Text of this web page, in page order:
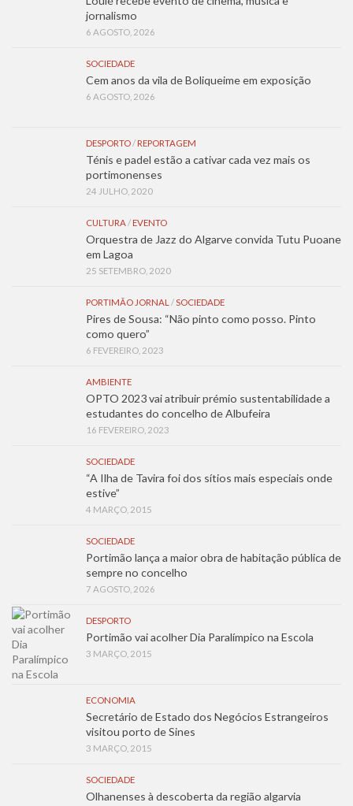
jornalismo
6 AGOSTO, 2026
SOCIEDADE
Cem anos da vila de Boliqueime em exposição
6 AGOSTO, 2026
DESPORTO/ REPORTAGEM
Ténis e padel estão a cativar cada vez mais os
portimonenses
24 JULHO, 2020
CULTURA/ EVENTO
Orquestra de Jazz do Algarve convida Tutu Puoane
em Lagoa
25 SETEMBRO, 2020
PORTIMÃO JORNAL /SOCIEDADE
Pires de Sousa: “Não pinto como posso. Pinto
como quero”
6 FEVEREIRO, 2023
AMBIENTE
OPTO 2023 vai atribuir prémio sustentabilidade a
estudantes do concelho de Albufeira
16 FEVEREIRO, 2023
SOCIEDADE
“A Ilha de Tavira foi dos sítios mais especiais onde
estive”
4 MARÇO, 2015
SOCIEDADE
Portimão lança a maior obra de habitação pública de
sempre no concelho
7 AGOSTO, 2026
DESPORTO
Portimão vai acolher Dia Paralímpico na Escola
3 MARÇO, 2015
ECONOMIA
Secretário de Estado dos Negócios Estrangeiros
visitou porto de Sines
3 MARÇO, 2015
SOCIEDADE
Olhanenses à descoberta da região algarvia